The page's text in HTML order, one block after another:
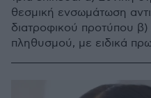
θεσμική ενσωμάτωση
διατροφικού προτύπου β)
πληθυσμού, με ειδικά
μεταβολικό προφίλ